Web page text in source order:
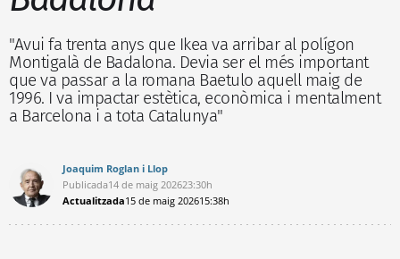
"Avui fa trenta anys que Ikea va arribar al polígon
Montigalà de Badalona. Devia ser el més important
que va passar a la romana Baetulo aquell maig de
1996. I va impactar estètica, econòmica i mentalment
a Barcelona i a tota Catalunya"
Joaquim Roglan i Llop
Publicada14 de maig 202623:30h
Actualitzada15 de maig 202615:38h